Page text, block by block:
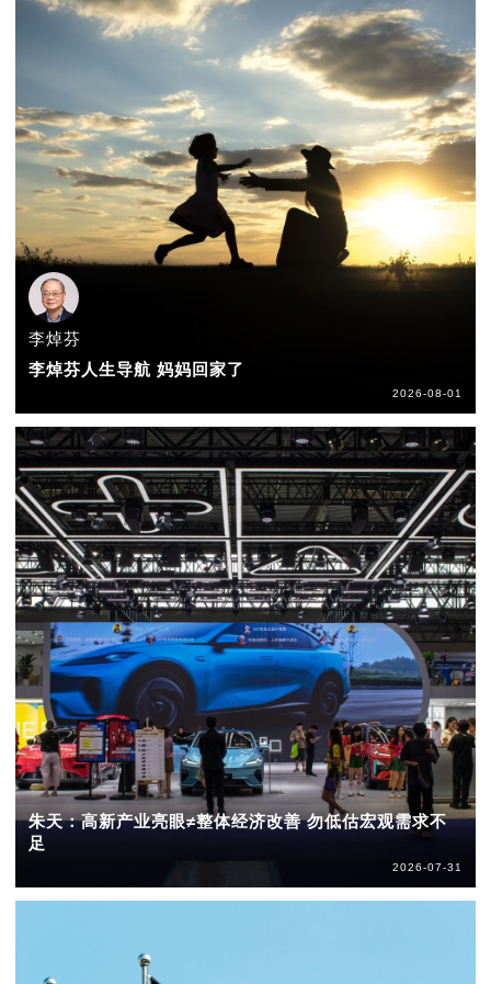
李焯芬
李焯芬人生导航 妈妈回家了
2026-08-01
朱天：高新产业亮眼≠整体经济改善 勿低估宏观需求不
足
2026-07-31